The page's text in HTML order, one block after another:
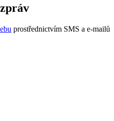
prostřednictvím SMS a e-mailů